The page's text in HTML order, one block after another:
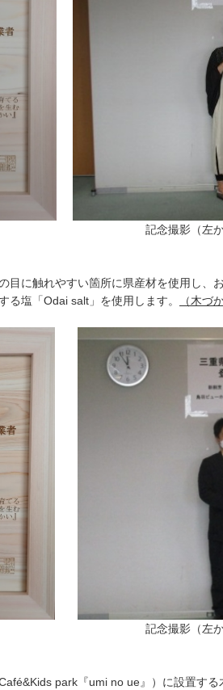
（左から田中氏、
目に触れやすい箇所に県産材を使用し、
る塩「Odai salt」を使用します。
（木づ
（左から山本氏、
park『umi no ue』）に設置す